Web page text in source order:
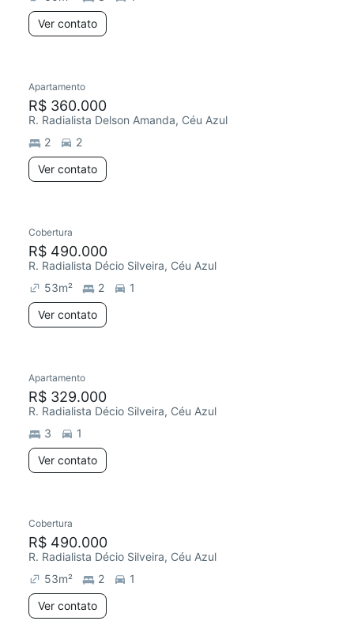
Ver contato
Apartamento
R$ 360.000
R. Radialista Delson Amanda, Céu Azul
2
2
Ver contato
Cobertura
R$ 490.000
R. Radialista Décio Silveira, Céu Azul
53m² 2
1
Ver contato
Apartamento
R$ 329.000
R. Radialista Décio Silveira, Céu Azul
3
1
Ver contato
Cobertura
R$ 490.000
R. Radialista Décio Silveira, Céu Azul
53m² 2
1
Ver contato